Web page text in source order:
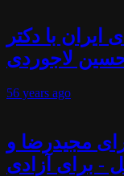
ایران با دکتر
لاجوردی
56 years ago
مجیدرضا و
- برای آزادی